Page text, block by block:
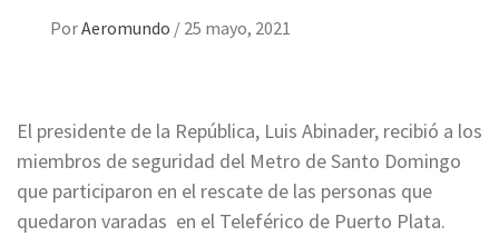
PorAeromundo / 25 mayo, 2021
El presidente de la República, Luis Abinader, recibió a los
miembros de seguridad del Metro de Santo Domingo
que participaron en el rescate de las personas que
quedaron varadas en el Teleférico de Puerto Plata.